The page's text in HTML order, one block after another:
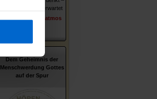
was ihn und uns erwartet
erschienen im Patmos
Dem Geheimnis der
Menschwerdung Gottes
auf der Spur